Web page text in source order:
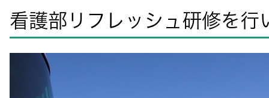
看護部リフレッシュ研修を行